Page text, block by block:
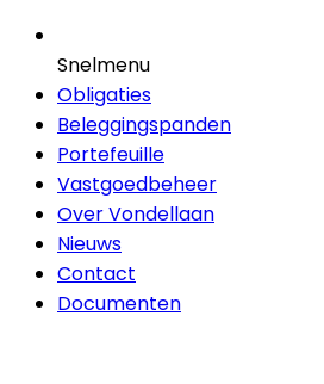
Snelmenu
Obligaties
Beleggingspanden
Portefeuille
Vastgoedbeheer
Over Vondellaan
Nieuws
Contact
Documenten